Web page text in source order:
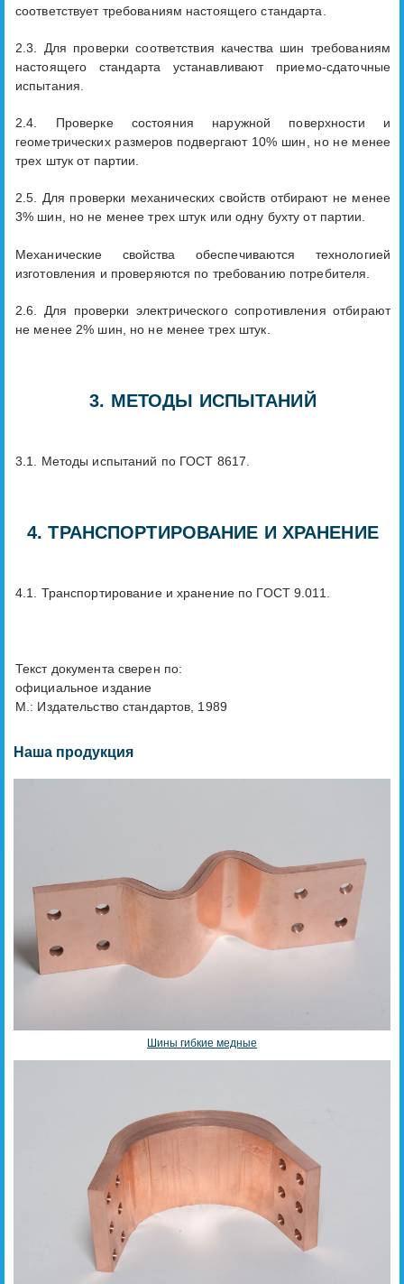
соответствует требованиям настоящего стандарта.
2.3. Для проверки соответствия качества шин требованиям
настоящего стандарта устанавливают приемо-сдаточные
испытания.
2.4. Проверке состояния наружной поверхности и
геометрических размеров подвергают 10% шин, но не менее
трех штук от партии.
2.5. Для проверки механических свойств отбирают не менее
3% шин, но не менее трех штук или одну бухту от партии.
Механические свойства обеспечиваются технологией
изготовления и проверяются по требованию потребителя.
2.6. Для проверки электрического сопротивления отбирают
не менее 2% шин, но не менее трех штук.
3. МЕТОДЫ ИСПЫТАНИЙ
3.1. Методы испытаний по ГОСТ 8617.
4. ТРАНСПОРТИРОВАНИЕ И ХРАНЕНИЕ
4.1. Транспортирование и хранение по ГОСТ 9.011.
Текст документа сверен по:
официальное издание
М.: Издательство стандартов, 1989
Наша продукция
Шины гибкие медные